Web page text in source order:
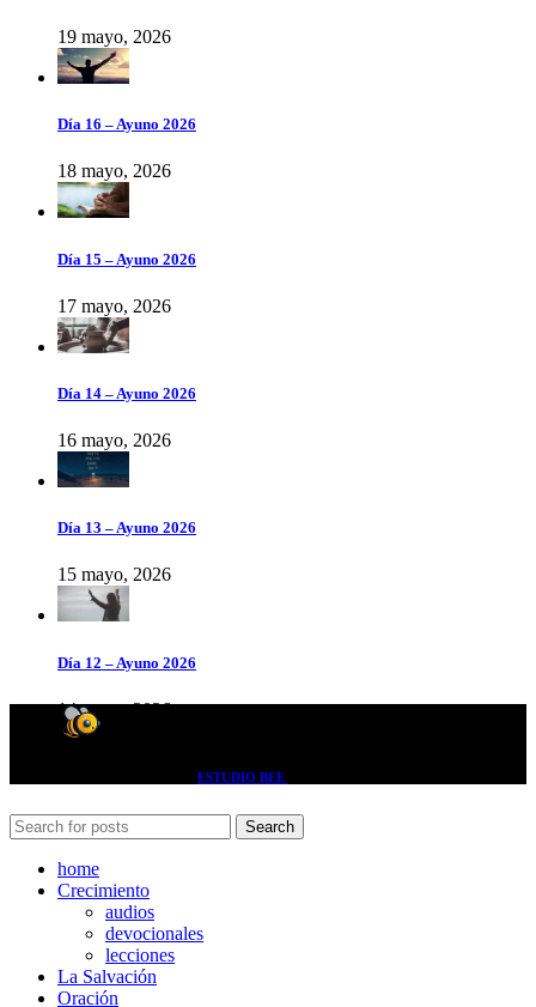
19 mayo, 2026
Día 16 – Ayuno 2026
18 mayo, 2026
Día 15 – Ayuno 2026
17 mayo, 2026
Día 14 – Ayuno 2026
16 mayo, 2026
Día 13 – Ayuno 2026
15 mayo, 2026
Día 12 – Ayuno 2026
14 mayo, 2026
ESTUDIO BEE
Search
home
Crecimiento
audios
devocionales
lecciones
La Salvación
Oración